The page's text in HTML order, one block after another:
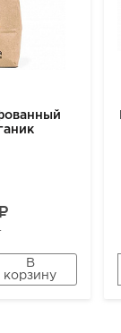
В
корзину